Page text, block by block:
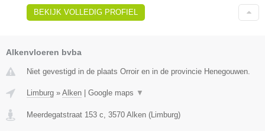
BEKIJK VOLLEDIG PROFIEL
Alkenvloeren bvba
Niet gevestigd in de plaats Orroir en in de provincie Henegouwen.
Limburg » Alken Google maps ▼
Meerdegatstraat 153 c 3570 Alken ( Limburg)